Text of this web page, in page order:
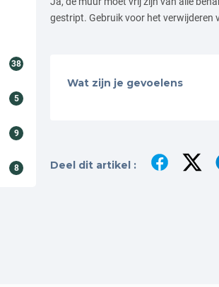
38
5
9
8
gestript. Gebruik voor het verwijderen
Wat zijn je gevoelens
Deel dit artikel :